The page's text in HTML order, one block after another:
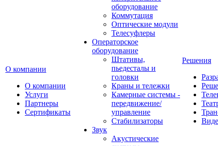
О компании
О компании
Услуги
Партнеры
Сертификаты
оборудование
Коммутация
Оптические модули
Телесуфлеры
Операторское
оборудование
Штативы,
пьедесталы и
головки
Краны и тележки
Камерные системы -
передвижение/
управление
Стабилизаторы
Звук
Акустические
Решения